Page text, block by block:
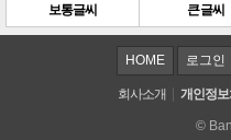
보통글씨 큰 글씨
HOME 로그인
회사소개 개인정
©